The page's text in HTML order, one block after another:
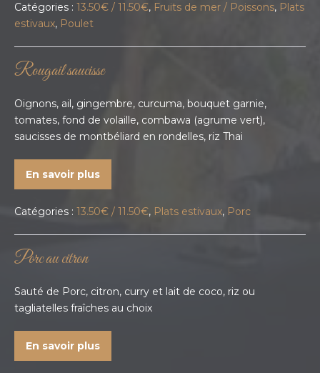
Catégories : 13.50€ / 11.50€, Fruits de mer / Poissons, Plats
estivaux, Poulet
Rougail saucisse
Oignons, ail, gingembre, curcuma, bouquet garnie,
tomates, fond de volaille, combawa (agrume vert),
saucisses de montbéliard en rondelles, riz Thai
En savoir plus
Catégories : 13.50€ / 11.50€, Plats estivaux, Porc
Porc au citron
Sauté de Porc, citron, curry et lait de coco, riz ou
tagliatelles fraîches au choix
En savoir plus